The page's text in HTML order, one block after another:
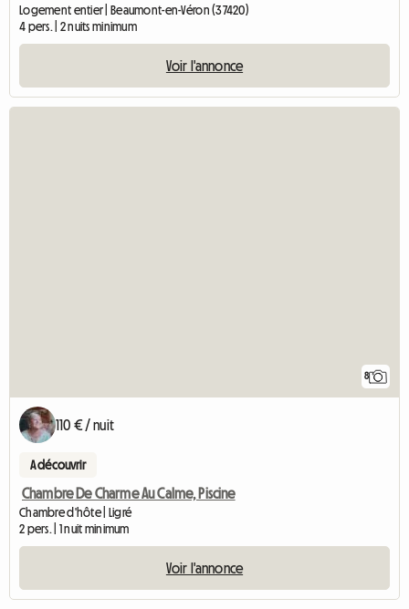
Logement entier | Beaumont-en-Véron (37420)
4 pers. | 2 nuits minimum
Voir l'annonce
8
110 € / nuit
A découvrir
Chambre De Charme Au Calme, Piscine
Chambre d'hôte | Ligré
2 pers. | 1 nuit minimum
Voir l'annonce